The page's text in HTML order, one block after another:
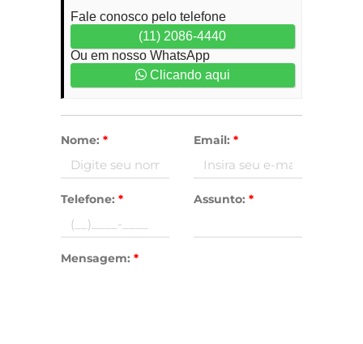
Fale conosco pelo telefone
(11) 2086-4440
Ou em nosso WhatsApp
Clicando aqui
Nome: * Email: *
Telefone: * Assunto: *
Mensagem: *